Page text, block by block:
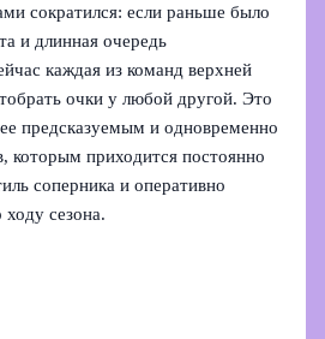
сократился: если раньше было
и длинная очередь
каждая из команд верхней
очки у любой другой. Это
предсказуемым и одновременно
которым приходится постоянно
соперника и оперативно
ходу сезона.